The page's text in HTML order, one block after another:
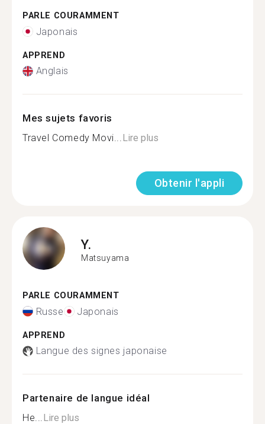
PARLE COURAMMENT
Japonais
APPREND
Anglais
Mes sujets favoris
Travel Comedy Movi...Lire plus
Obtenir l'appli
Y.
Matsuyama
PARLE COURAMMENT
Russe Japonais
APPREND
Langue des signes japonaise
Partenaire de langue idéal
Не...Lire plus